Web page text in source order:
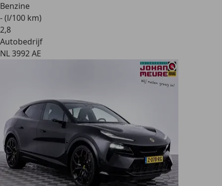
Benzine
- (l/100 km)
2,8
Autobedrijf
NL 3992 AE